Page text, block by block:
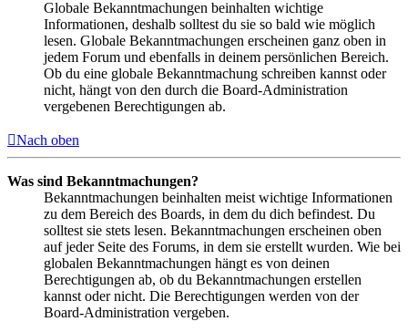
Globale Bekanntmachungen beinhalten wichtige
Informationen, deshalb solltest du sie so bald wie möglich
lesen. Globale Bekanntmachungen erscheinen ganz oben in
jedem Forum und ebenfalls in deinem persönlichen Bereich.
Ob du eine globale Bekanntmachung schreiben kannst oder
nicht, hängt von den durch die Board-Administration
vergebenen Berechtigungen ab.
Nach oben
Was sind Bekanntmachungen?
Bekanntmachungen beinhalten meist wichtige Informationen
zu dem Bereich des Boards, in dem du dich befindest. Du
solltest sie stets lesen. Bekanntmachungen erscheinen oben
auf jeder Seite des Forums, in dem sie erstellt wurden. Wie bei
globalen Bekanntmachungen hängt es von deinen
Berechtigungen ab, ob du Bekanntmachungen erstellen
kannst oder nicht. Die Berechtigungen werden von der
Board-Administration vergeben.